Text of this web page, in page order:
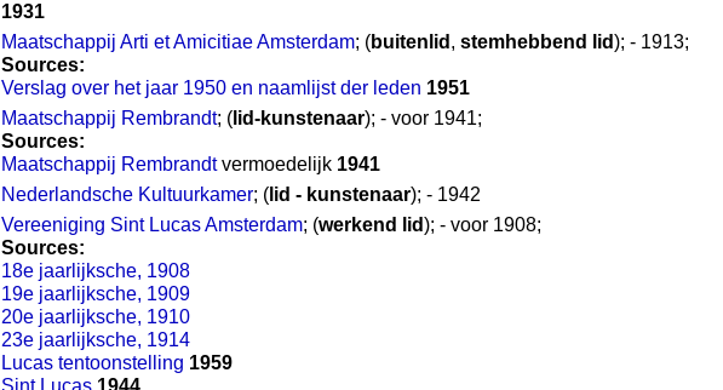
1931
Maatschappij Arti et Amicitiae Amsterdam; (buitenlid , stemhebbend lid); - 1913;
Sources:
Verslag over het jaar 1950 en naamlijst der leden 1951
Maatschappij Rembrandt; ( lid-kunstenaar); - voor 1941;
Sources:
Maatschappij Rembrandtvermoedelijk 1941
Nederlandsche Kultuurkamer; ( lid - kunstenaar); - 1942
Vereeniging Sint Lucas Amsterdam; (werkend lid); - voor 1908;
Sources:
18e jaarlijksche, 1908
19e jaarlijksche, 1909
20e jaarlijksche, 1910
23e jaarlijksche, 1914
Lucas tentoonstelling 1959
Sint Lucas 1944